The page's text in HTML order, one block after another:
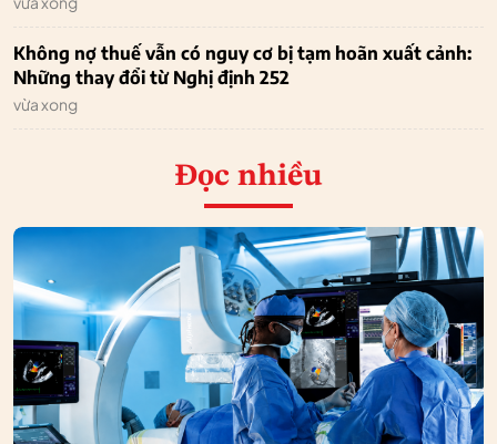
Không nợ thuế vẫn có nguy cơ bị tạm hoãn xuất cảnh:
Những thay đổi từ Nghị định 252
vừa xong
Đọc nhiều